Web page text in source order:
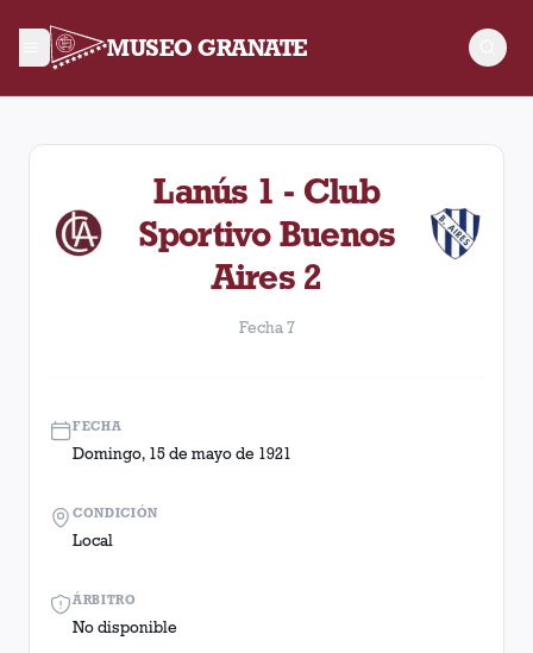
MUSEO GRANATE
Fecha 7. Partido entre Lanús y Club Sportivo Buenos
Lanús 1 - Club
Sportivo Buenos
Aires 2
Fecha 7
FECHA
Domingo, 15 de mayo de 1921
ÁRBITRO
No disponible
CONDICIÓN
Local